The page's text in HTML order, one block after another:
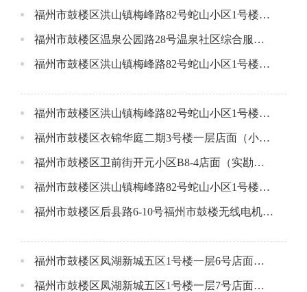
福州市鼓楼区洪山镇梅峰路82号蛇山小区1号楼1层9号店面成交公告
福州市鼓楼区温泉公园路28号温泉社区综合服务中心大楼六层成交公告
福州市鼓楼区洪山镇梅峰路82号蛇山小区1号楼1层8号店面成交公告
福州市鼓楼区洪山镇梅峰路82号蛇山小区1号楼1层7号店面成交公告
福州市鼓楼区衣锦华庭二期3号楼一层店面（小间）成交公告
福州市鼓楼区卫前街开元小区B8-4店面（实勘为卫前街96号）成交公告
福州市鼓楼区洪山镇梅峰路82号蛇山小区1号楼1层10店面成交公告
福州市鼓楼区后县路6-10号福州市鼓楼无线电机械配件厂厂房成交公告
福州市鼓楼区凤湖新城五区1号楼一层6号店面成交公告
福州市鼓楼区凤湖新城五区1号楼一层7号店面成交公告